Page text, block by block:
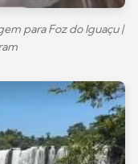
para Foz do Iguaçu |